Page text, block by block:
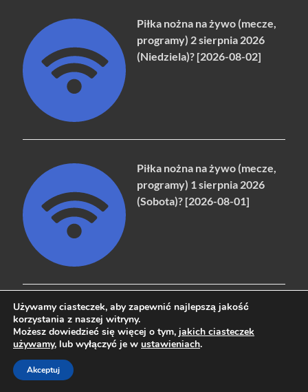
Piłka nożna na żywo (mecze,
programy) 2 sierpnia 2026
(Niedziela)? [2026-08-02]
Piłka nożna na żywo (mecze,
programy) 1 sierpnia 2026
(Sobota)? [2026-08-01]
Copyright © 2026naziemna.info - Telewizja cyfrowa, Radio,
Powered byWordPress
Używamy ciasteczek, aby zapewnić najlepszą jakość
korzystania z naszej witryny.
Możesz dowiedzieć się więcej o tym, jakich ciasteczek
używamy, lub wyłączyć je w ustawieniach.
Akceptuj